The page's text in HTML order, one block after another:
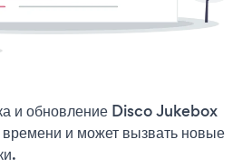
и обновление Disco Jukebox
и может вызвать новые